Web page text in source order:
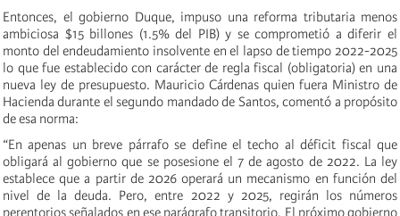
Entonces, el gobierno Duque, impuso una reforma tributaria menos
ambiciosa $15 billones (1.5% del PIB) y se comprometió a diferir el
monto del endeudamiento insolvente en el lapso de tiempo 2022-2025
lo que fue establecido con carácter de regla fiscal (obligatoria) en una
nueva ley de presupuesto. Mauricio Cárdenas quien fuera Ministro de
Hacienda durante el segundo mandado de Santos, comentó a propósito
de esa norma:
“En apenas un breve párrafo se define el techo al déficit fiscal que
obligará al gobierno que se posesione el 7 de agosto de 2022. La ley
establece que a partir de 2026 operará un mecanismo en función del
nivel de la deuda. Pero, entre 2022 y 2025, regirán los números
perentorios señalados en ese parágrafo transitorio. El próximo gobierno